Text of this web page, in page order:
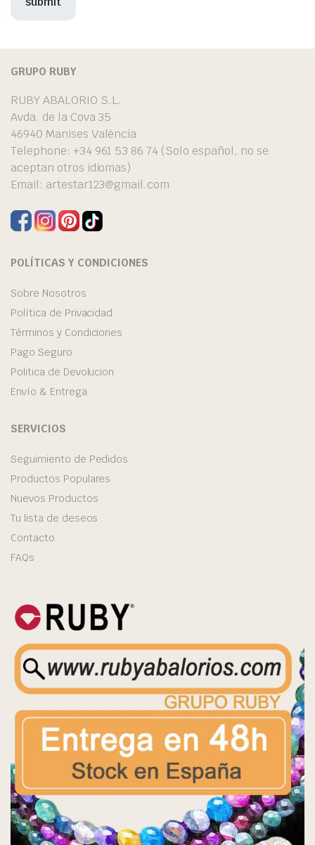
GRUPO RUBY
RUBY ABALORIO S.L.
Avda. de la Cova 35
46940 Manises València
Telephone: +34 961 53 86 74 (Solo español, no se
aceptan otros idiomas)
Email: artestar123@gmail.com
POLÍTICAS Y CONDICIONES
Sobre Nosotros
Política de Privacidad
Términos y Condiciones
Pago Seguro
Politica de Devolucion
Envío & Entrega
SERVICIOS
Seguimiento de Pedidos
Productos Populares
Nuevos Productos
Tu lista de deseos
Contacto
FAQs